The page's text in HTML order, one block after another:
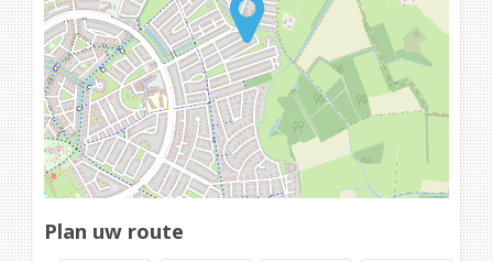
Loading...
Plan uw route